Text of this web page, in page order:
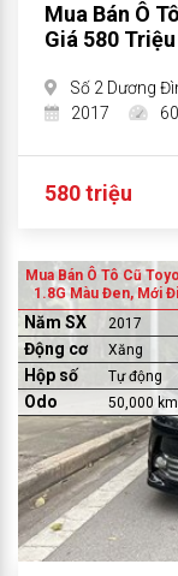
Mua Bán Ô
Giá 580 Triệu
Số 2 Dương
2017
580 triệu
Mua Bán Ô Tô Cũ
1.8G Màu Đen, Mới
Năm SX 2017
Động cơ Xăng
Hộp số Tự động
Odo 50,000 km